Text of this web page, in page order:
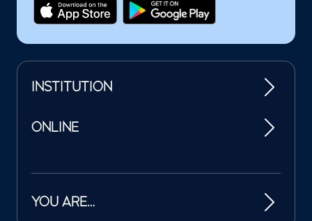
INSTITUTION
ONLINE
YOU ARE…